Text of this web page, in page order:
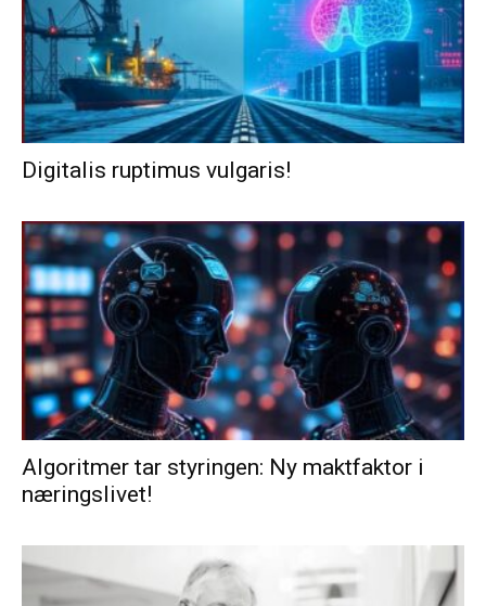
Digitalis ruptimus vulgaris!
Algoritmer tar styringen: Ny maktfaktor i
næringslivet!